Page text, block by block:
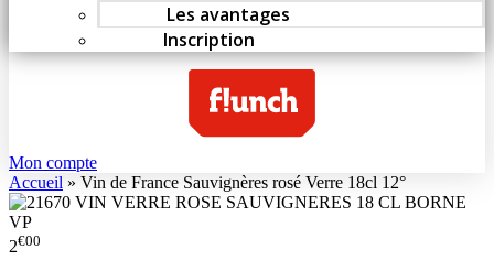
Les avantages
Inscription
Mon compte
Accueil » Vin de France Sauvignères rosé Verre 18cl 12°
2€00